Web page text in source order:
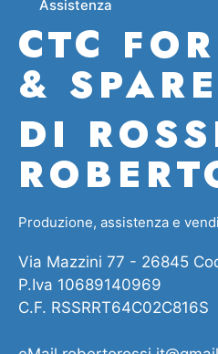
CTC
&
DI
Produzione, assistenza e
Via Mazzini 77 - 26845
P.Iva 10689140969
C.F. RSSRRT64C02C816S
Assistenza